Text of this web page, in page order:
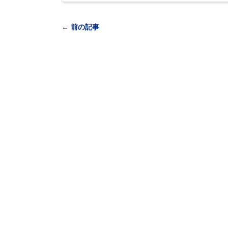
← 前の記事